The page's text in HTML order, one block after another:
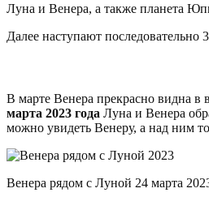
Луна и Венера, а также планета
Далее наступают последовательно
В марте Венера прекрасно видна в
марта 2023 года Луна и Венера
можно увидеть Венеру, а над ним
Венера рядом с Луной 24 марта